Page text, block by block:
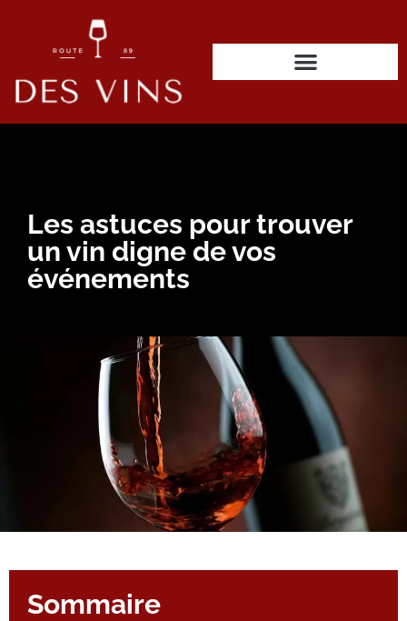
Les astuces pour trouver
un vin digne de vos
événements
Sommaire